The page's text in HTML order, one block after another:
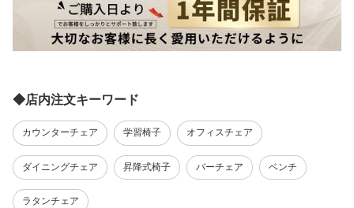
◆店内注文キーワード
カウンターチェア 学習椅子 オフィスチェア
ダイニングチェア 昇降式椅子 バーチェア ベンチ
ラタンチェア